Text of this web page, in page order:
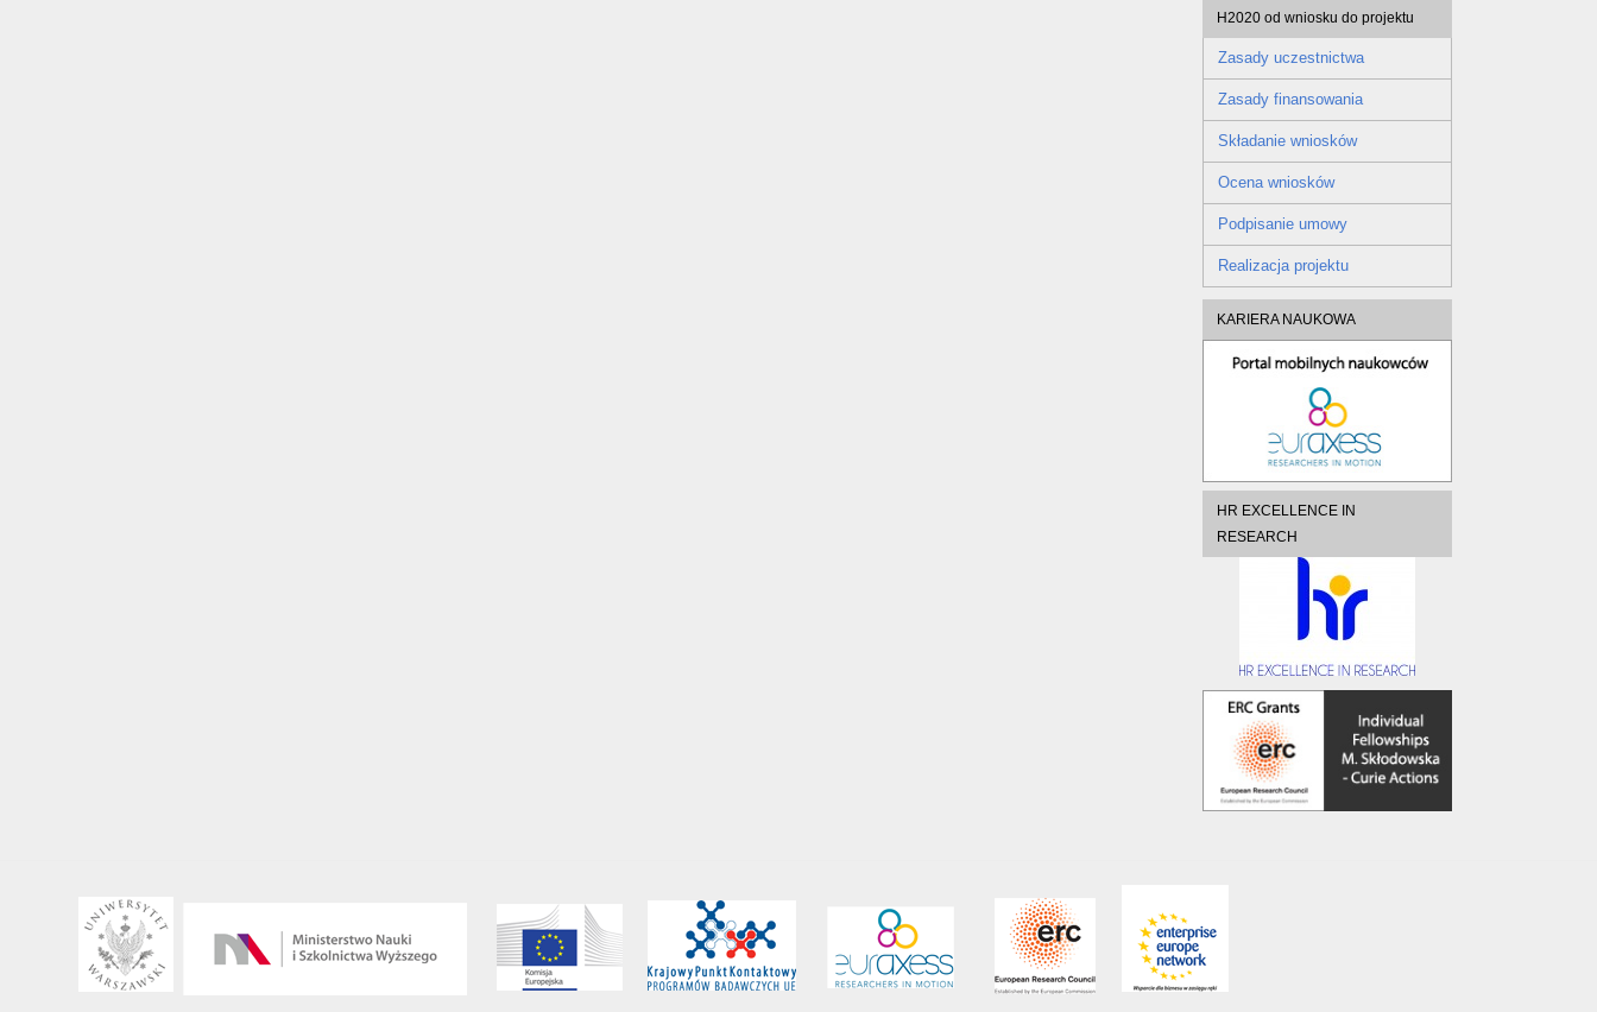
H2020 od wniosku do projektu
Zasady uczestnictwa
Zasady finansowania
Składanie wniosków
Ocena wniosków
Podpisanie umowy
Realizacja projektu
KARIERA NAUKOWA
HR EXCELLENCE IN
RESEARCH